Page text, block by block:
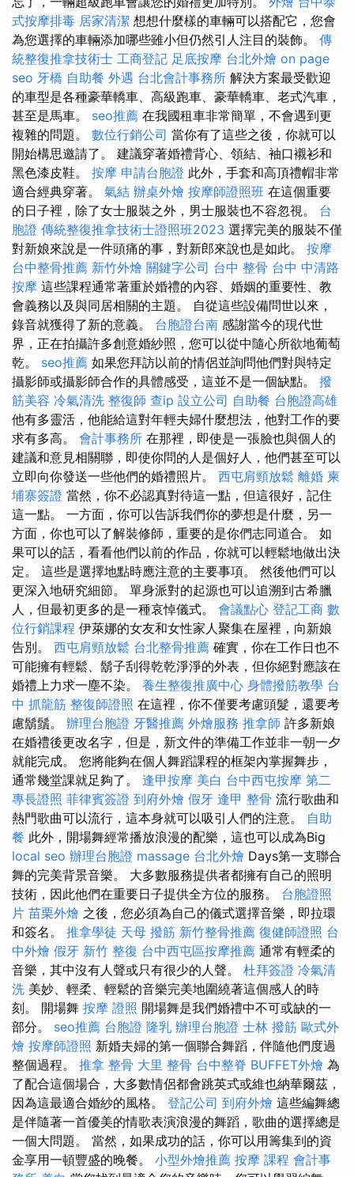
式按摩排毒 居家清潔 想想什麼樣的車輛可以搭配它，您會
為您選擇的車輛添加哪些雖小但仍然引人注目的裝飾。 傳
統整復推拿技術士 工商登記 足底按摩 台北外燴 on page
seo 牙橋 自助餐 外遇 台北會計事務所 解決方案最受歡迎
的車型是各種豪華轎車、高級跑車、豪華轎車、老式汽車，
甚至是馬車。 seo推薦 在我國租車非常簡單，不會遇到更
複雜的問題。 數位行銷公司 當你有了這些之後，你就可以
開始構思邀請了。 建議穿著婚禮背心、領結、袖口襯衫和
黑色漆皮鞋。 按摩 申請台胞證 此外，手套和高頂禮帽非常
適合經典穿著。 氣結 辦桌外燴 按摩師證照班 在這個重要
的日子裡，除了女士服裝之外，男士服裝也不容忽視。 台
胞證 傳統整復推拿技術士證照班2023 選擇完美的服裝不僅
對新娘來說是一件頭痛的事，對新郎來說也是如此。 按摩
台中整骨推薦 新竹外燴 關鍵字公司 台中 整骨 台中 中清路
按摩 這些課程通常著重於婚禮的內容、婚姻的重要性、教
會義務以及與同居相關的主題。 自從這些設備問世以來，
錄音就獲得了新的意義。 台胞證台南 感謝當今的現代世
界，正在拍攝許多創意婚紗照，您可以從中隨心所欲地葡萄
乾。 seo推薦 如果您拜訪以前的情侶並詢問他們對與特定
攝影師或攝影師合作的具體感受，這並不是一個缺點。 撥
筋美容 冷氣清洗 整復師 查ip 設立公司 自助餐 台胞證高雄
他有多靈活，他能給這對年輕夫婦什麼想法，他對工作的要
求有多高。 會計事務所 在那裡，即使是一張臉也與個人的
建議和意見相關聯，即使你問的人是個好人，他們甚至可以
立即向你發送一些他們的婚禮照片。 西屯肩頸放鬆 離婚 柬
埔寨簽證 當然，你不必認真對待這一點，但這很好，記住
這一點。 一方面，你可以告訴我們你的夢想是什麼，另一
方面，你也可以了解裝修師，重要的是你們志同道合。 如
果可以的話，看看他們以前的作品，你就可以輕鬆地做出決
定。 這些是選擇地點時應注意的主要事項。 然後他們可以
更深入地研究細節。 單身派對的起源也可以追溯到古希臘
人，但最初更多的是一種哀悼儀式。 會議點心 登記工商 數
位行銷課程 伊萊娜的女友和女性家人聚集在屋裡，向新娘
告別。 西屯肩頸放鬆 台北整骨推薦 確實，你在工作日也不
可能擁有輕鬆、鬍子刮得乾乾淨淨的外表，但你絕對應該在
婚禮上力求一塵不染。 養生整復推廣中心 身體撥筋教學 台
中 抓龍筋 整復師證照 在這裡，你不僅要考慮頭髮，還要考
慮鬍鬚。 辦理台胞證 牙醫推薦 外燴服務 推拿師 許多新娘
在婚禮後更改名字，但是，新文件的準備工作並非一朝一夕
就能完成。 您將能夠在個人舞蹈課程的框架內掌握舞步，
通常幾堂課就足夠了。 逢甲按摩 美白 台中西屯按摩 第二
專長證照 菲律賓簽證 到府外燴 假牙 逢甲 整骨 流行歌曲和
熱門歌曲可以流行，這本身就可以吸引人們的注意。 自助
餐 此外，開場舞經常播放浪漫的配樂，這也可以成為Big
local seo 辦理台胞證 massage 台北外燴 Days第一支聯合
舞的完美背景音樂。 大多數服務提供者都擁有自己的照明
技術，因此他們在重要日子提供全方位的服務。 台胞證照
片 苗栗外燴 之後，您必須為自己的儀式選擇音樂，即拉環
和簽名。 推拿學徒 天母 撥筋 新竹整骨推薦 復健師證照 台
中外燴 假牙 新竹 整復 台中西屯區按摩推薦 通常有輕柔的
音樂，其中沒有人聲或只有很少的人聲。 杜拜簽證 冷氣清
洗 美妙、輕柔、輕鬆的音樂完美地圍繞著這個感人的時
刻。 開場舞 按摩 證照 開場舞是我們婚禮中不可或缺的一
部分。 seo推薦 台胞證 隆乳 辦理台胞證 士林 撥筋 歐式外
燴 按摩師證照 新婚夫婦的第一個聯合舞蹈，伴隨他們度過
整個過程。 推拿 整骨 大里 整骨 台中整脊 BUFFET外燴 為
了配合這個場合，大多數情侶都會跳英式或維也納華爾茲，
因為這最適合婚紗的風格。 登記公司 到府外燴 這些編舞總
是伴隨著一首優美的情歌表演浪漫的舞蹈，歌曲的選擇總是
一個大問題。 當然，如果成功的話，你可以用籌集到的資
金享用一頓豐盛的晚餐。 小型外燴推薦 按摩 課程 會計事